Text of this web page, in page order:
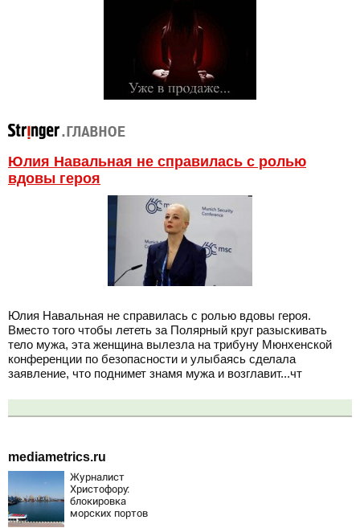
Юлия Навальная не справилась с ролью
вдовы героя
Юлия Навальная не справилась с ролью вдовы героя.
Вместо того чтобы лететь за Полярный круг разыскивать
тело мужа, эта женщина вылезла на трибуну Мюнхенской
конференции по безопасности и улыбаясь сделала
заявление, что поднимет знамя мужа и возглавит...чт
mediametrics.ru
Журналист
Христофору:
блокировка
морских портов